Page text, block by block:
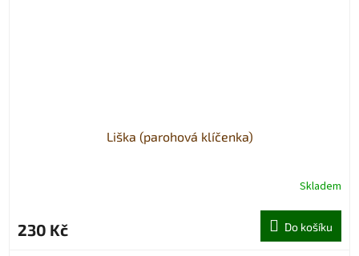
Liška (parohová klíčenka)
Skladem
230 Kč Do košíku